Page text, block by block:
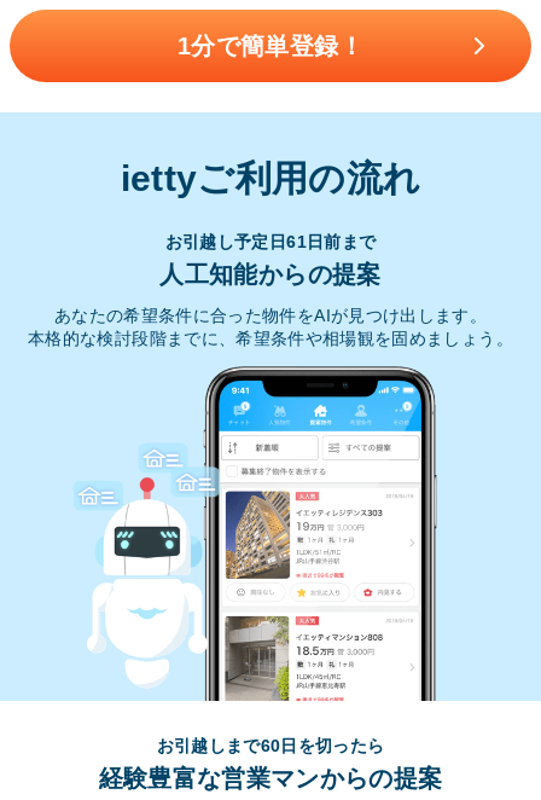
1分で簡単登録！
iettyご利用の流れ
お引越し予定日61日前まで
人工知能からの提案
あなたの希望条件に合った物件をAIが見つけ出します。
本格的な検討段階までに、希望条件や相場観を固めましょう。
お引越しまで60日を切ったら
経験豊富な営業マンからの提案